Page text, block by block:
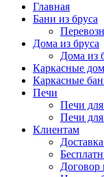
Главная
Бани из бруса
Дома из бруса
Дома из
Каркасные
Каркасные
Печи
Печи
Печи
Клиентам
Договор